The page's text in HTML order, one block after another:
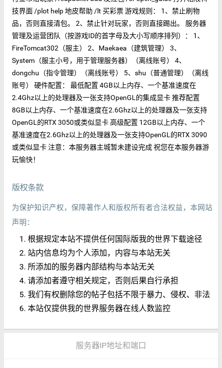
技界面 /plot help 地皮帮助 /lt 买彩票 游戏规则： 1、禁止刷物
品，否则直接清包。 2、禁止针对玩家，否则直接踢出。 服务器
管理及运营团队（按游戏ID的首字母及大小写顺序排列）： 1、
FireTomcat302（服主） 2、Maekaea（建筑管理） 3、
System（服主小号，用于管理服务器）（离线账号） 4、
dongchu（指令管理）（离线账号） 5、shu（普通管理）（离线
账号） 硬件配置： 最低配置 4GB以上内存、一个基准速度在
2.4Ghz以上的处理器及一张支持OpenGL的集成显卡 推荐配置
8GB以上内存、一个基准速度在2.6Ghz以上的处理器及一张支持
OpenGL的RTX 3050或类似显卡 高级配置 12GB以上内存、一个
基准速度在2.6Ghz以上的处理器及一张支持OpenGL的RTX 3090
或类似显卡 注意：本服务器主城暂未建设完成 祝您在本服务器游
玩愉快！
版权条款
为保护知识产权，保障著作人和版权所有者合法权益，本网站
声明：
根据规定本站不提供任何国际版我的世界下载途径
站内信息均为个人添加，内容与本站无关
所添加的服务器内部结构与本站无关
请添加者遵守相关规定，否则后果自行承担
我们有权删除您的帖子包括不限于暴力、侵权、非法
本站仅提供我的世界服务器在线人数监控
服务器IP地址和端口